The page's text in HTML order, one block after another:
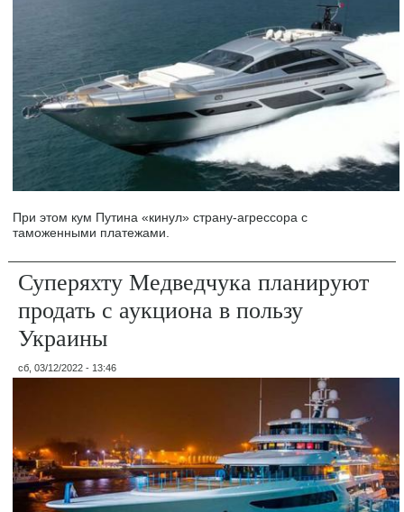
При этом кум Путина «кинул» страну-агрессора с
таможенными платежами.
Суперяхту Медведчука планируют
продать с аукциона в пользу
Украины
сб, 03/12/2022 - 13:46